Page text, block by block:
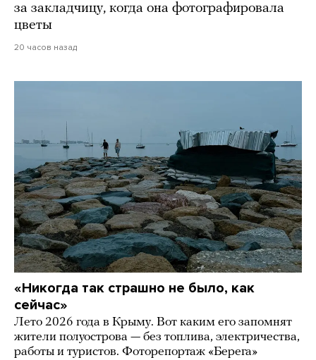
за закладчицу, когда она фотографировала
цветы
20 часов назад
«Никогда так страшно не было, как
сейчас»
Лето 2026 года в Крыму. Вот каким его запомнят
жители полуострова — без топлива, электричества,
работы и туристов. Фоторепортаж «Берега»